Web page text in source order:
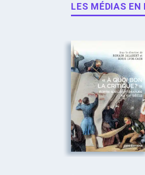
LES MÉDIAS EN